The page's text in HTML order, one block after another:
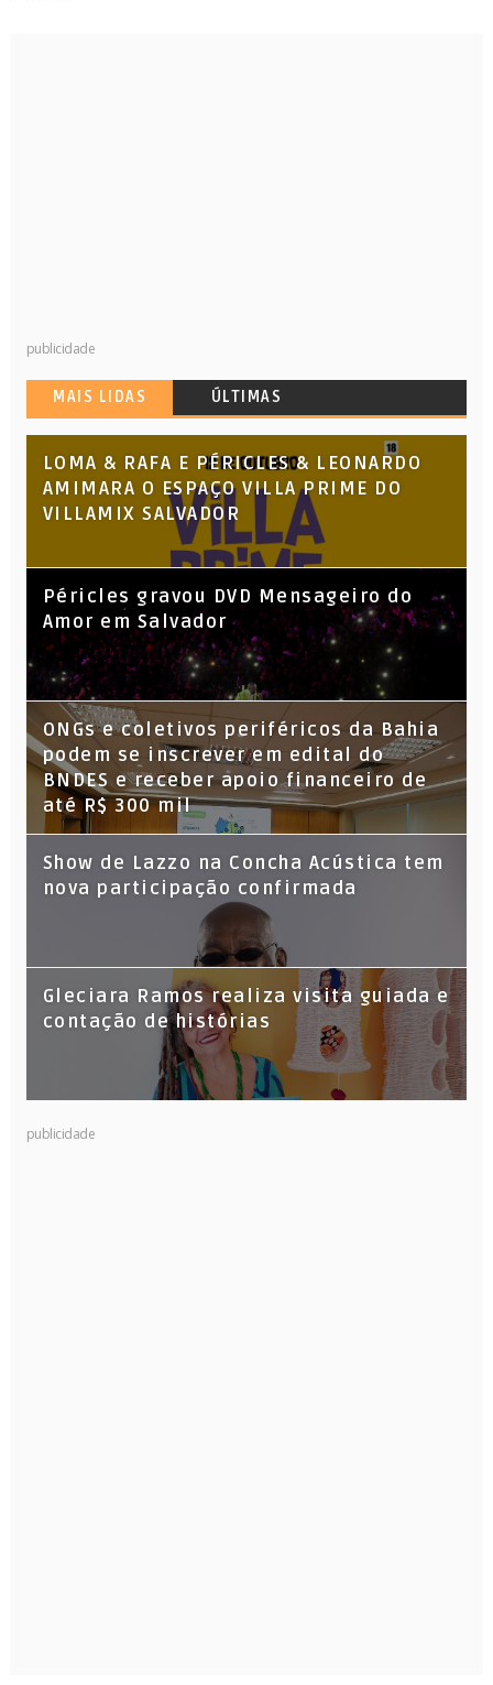
publicidade
MAIS LIDAS ÚLTIMAS
LOMA & RAFA E PÉRICLES & LEONARDO
AMIMARA O ESPAÇO VILLA PRIME DO
VILLAMIX SALVADOR
Péricles gravou DVD Mensageiro do
Amor em Salvador
ONGs e coletivos periféricos da Bahia
podem se inscrever em edital do
BNDES e receber apoio financeiro de
até R$ 300 mil
Show de Lazzo na Concha Acústica tem
nova participação confirmada
Gleciara Ramos realiza visita guiada e
contação de histórias
publicidade